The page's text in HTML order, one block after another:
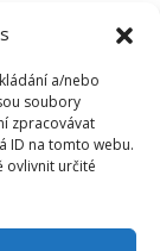
a/nebo
soubory
zpracovávat
ID na tomto webu.
ovlivnit určité
tance,